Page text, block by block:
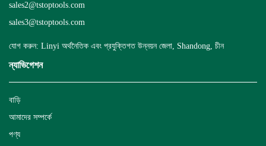
sales2@tstoptools.com
sales3@tstoptools.com
যোগ করুন: Linyi অর্থনৈতিক এবং প্রযুক্তিগত উন্নয়ন জেলা, Shandong, চীন
ন্যাভিগেশন
বাড়ি
আমাদের সম্পর্কে
পণ্য